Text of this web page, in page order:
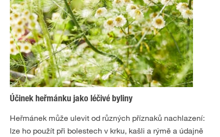
Účinek heřmánku jako léčivé byliny
Heřmánek může ulevit od různých příznaků nachlazení:
lze ho použít při bolestech v krku, kašli a rýmě a údajně